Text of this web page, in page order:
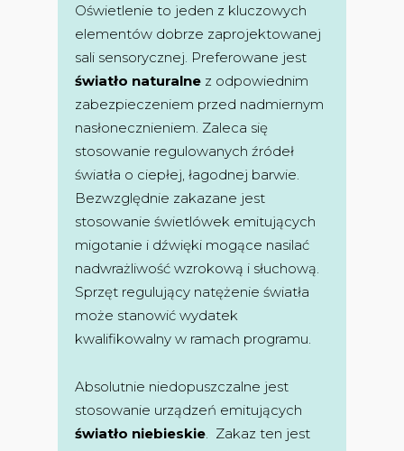
Oświetlenie to jeden z kluczowych
elementów dobrze zaprojektowanej
sali sensorycznej. Preferowane jest
światło naturalne z odpowiednim
zabezpieczeniem przed nadmiernym
nasłonecznieniem. Zaleca się
stosowanie regulowanych źródeł
światła o ciepłej, łagodnej barwie.
Bezwzględnie zakazane jest
stosowanie świetlówek emitujących
migotanie i dźwięki mogące nasilać
nadwrażliwość wzrokową i słuchową.
Sprzęt regulujący natężenie światła
może stanowić wydatek
kwalifikowalny w ramach programu.
Absolutnie niedopuszczalne jest
stosowanie urządzeń emitujących
światło niebieskie . Zakaz ten jest